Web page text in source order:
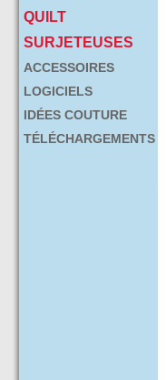
QUILT
SURJETEUSES
ACCESSOIRES
LOGICIELS
IDÉES COUTURE
TÉLÉCHARGEMENTS